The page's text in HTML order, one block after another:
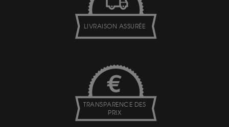
LIVRAISON ASSURÉE
TRANSPARENCE DES
PRIX